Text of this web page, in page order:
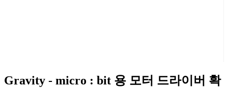
Gravity - micro : bit 용 모터 드라이버 확